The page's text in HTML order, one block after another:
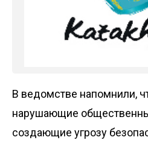
В ведомстве напомнили,
нарушающие
создающие угрозу